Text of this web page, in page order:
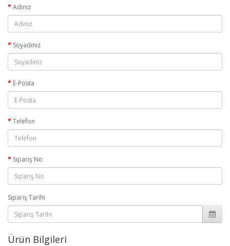
Adınız
Soyadınız
E-Posta
Telefon
Sipariş No
Sipariş Tarihi
Ürün Bilgileri